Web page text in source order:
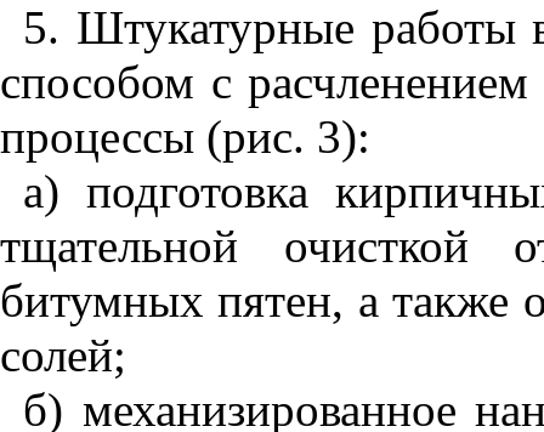
5. Штукатурные работы
способом с
процессы (рис. 3):
а) подготовка
тщательной
битумных пятен, а также
солей;
б) механизированное